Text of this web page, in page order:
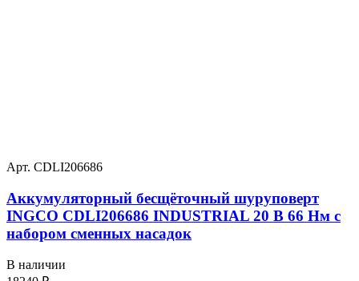
Арт. CDLI206686
Аккумуляторный бесщёточный шуруповерт
INGCO CDLI206686 INDUSTRIAL 20 В 66 Нм с
набором сменных насадок
В наличии